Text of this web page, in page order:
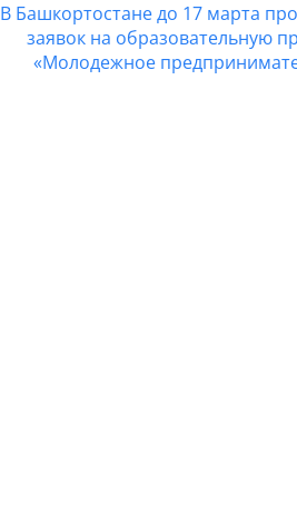
В Башкортостане до 17 марта
заявок на образовательную
«Молодежное